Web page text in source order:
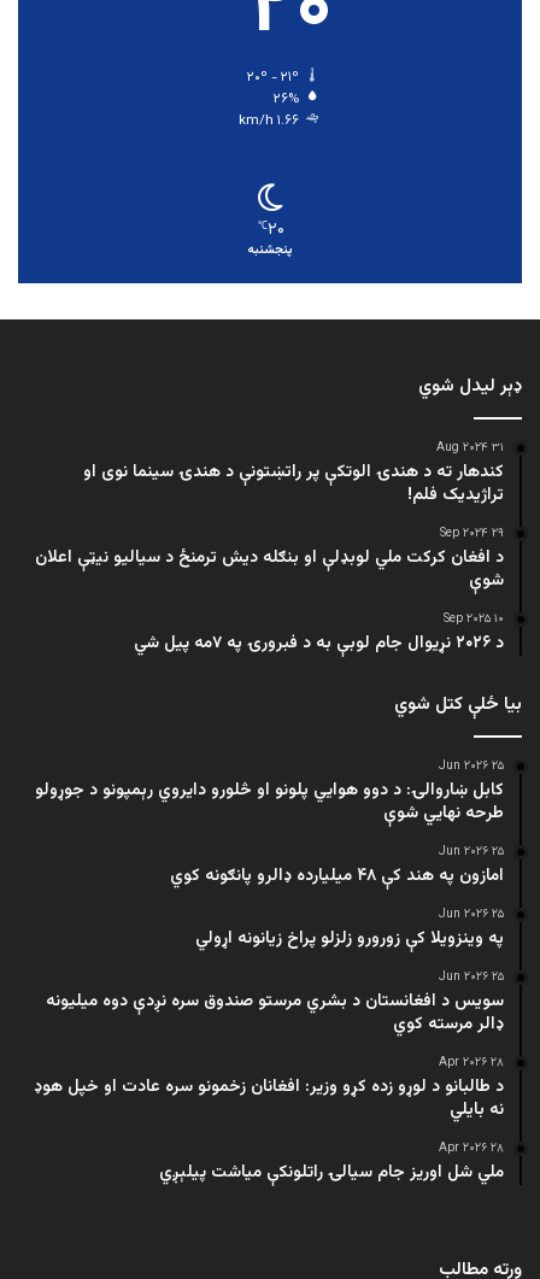
۲۶%
۱.۶۶ km/h
۲۰℃
پنجشنبه
ډېر لیدل شوي
۳۱ Aug ۲۰۲۴
کندهار ته د هندۍ الوتکې پر راتښتونې د هندۍ سینما نوی او
تراژيديک فلم!
۲۹ Sep ۲۰۲۴
د افغان کرکت ملي لوبډلې او بنګله دیش ترمنځ د سیالیو نیټې اعلان
شوې
۱۰ Sep ۲۰۲۵
د ۲۰۲۶ نړیوال جام لوبې به د فبرورۍ په ۷مه پیل شي
بیا ځلې کتل شوي
۲۵ Jun ۲۰۲۶
کابل ښاروالۍ: د دوو هوايي پلونو او څلورو دایروي رېمپونو د جوړولو
طرحه نهایي شوې
۲۵ Jun ۲۰۲۶
امازون په هند کې ۴۸ میلیارده ډالرو پانګونه کوي
۲۵ Jun ۲۰۲۶
په وینزویلا کې زورورو زلزلو پراخ زیانونه اړولي
۲۵ Jun ۲۰۲۶
سویس د افغانستان د بشري مرستو صندوق سره نږدې دوه میلیونه
ډالر مرسته کوي
۲۸ Apr ۲۰۲۶
د طالبانو د لوړو زده کړو وزیر: افغانان زخمونو سره عادت او خپل هوډ
نه بایلي
۲۸ Apr ۲۰۲۶
ملي شل اوریز جام سیالۍ راتلونکې میاشت پیلېږي
ورته مطالب